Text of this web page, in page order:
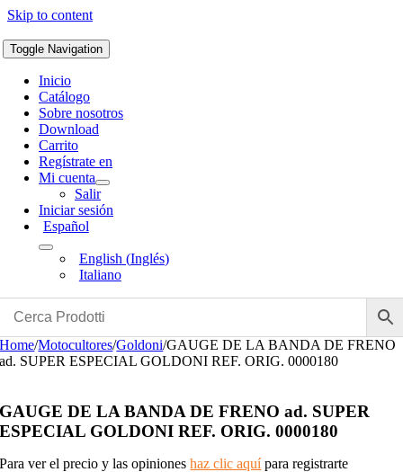
Skip to content
Toggle Navigation
Inicio
Catálogo
Sobre nosotros
Download
Carrito
Regístrate en
Mi cuenta
Salir
Iniciar sesión
Español
English (Inglés)
Italiano
Home/Motocultores/Goldoni/GAUGE DE LA BANDA DE FRENO
ad. SUPER ESPECIAL GOLDONI REF. ORIG. 0000180
GAUGE DE LA BANDA DE FRENO ad. SUPER
ESPECIAL GOLDONI REF. ORIG. 0000180
Para ver el precio y las opinioneshaz clic aquípara registrarte